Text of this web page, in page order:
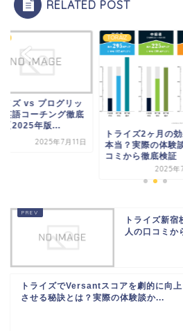
RELATED POST
？実際の体験談と口
TORAIZ
【完全解剖】トラ
敗の真実とは？挫
8%の現実と失敗
す...
2025年7
トライズ新
人の口コミか
トライズでVersantスコアを劇的に向上
させる秘訣とは？実際の体験談か...